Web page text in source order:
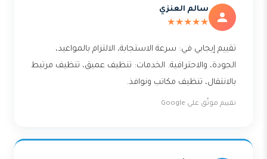
سالم العنزي
★★★★★
تقييم إيجابي في: سرعة الاستجابة، الالتزام بالمواعيد،
الجودة، والاحترافية. الخدمات: تنظيف عميق، تنظيف مرتبط
بالانتقال، تنظيف مكاتب ونوافذ.
تقييم موثّق على Google